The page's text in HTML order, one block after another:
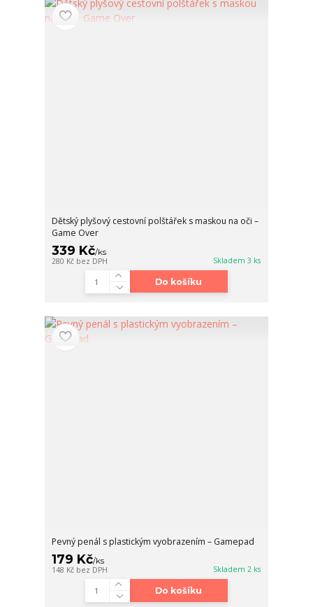
Dětský plyšový cestovní polštářek s maskou na oči –
Game Over
339 Kč/ks
280 Kč bez DPH Skladem 3 ks
Do košíku
Pevný penál s plastickým vyobrazením – Gamepad
179 Kč/ks
148 Kč bez DPH Skladem 2 ks
Do košíku